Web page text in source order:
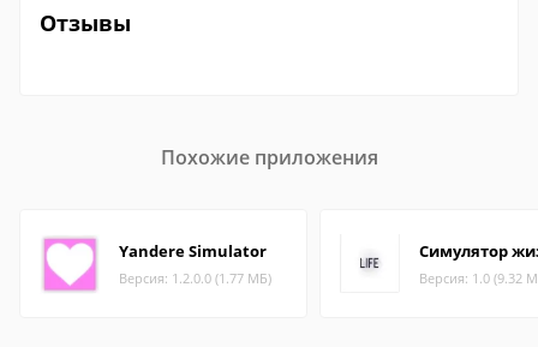
Отзывы
Похожие приложения
Yandere Simulator
Версия: 1.2.0.0 (1.77 МБ)
Симулятор
Версия: 1.0 (9.32